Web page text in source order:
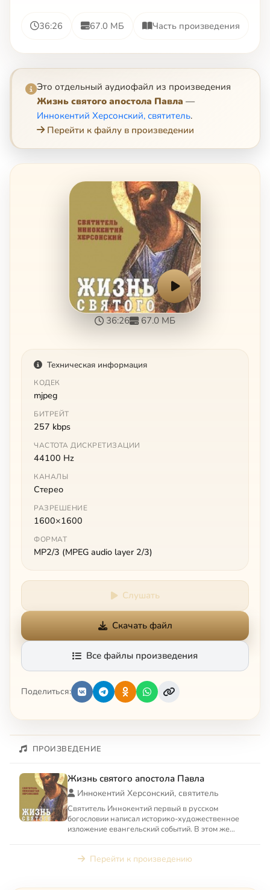
36:26 67.0 МБ Часть произведения
Это отдельный аудиофайл из произведения
Жизнь святого апостола Павла —
Иннокентий Херсонский, святитель.
Перейти к файлу в произведении
36:26 67.0 МБ
Техническая информация
КОДЕК
mjpeg
БИТРЕЙТ
257 kbps
ЧАСТОТА ДИСКРЕТИЗАЦИИ
44100 Hz
КАНАЛЫ
Стерео
РАЗРЕШЕНИЕ
1600×1600
ФОРМАТ
MP2/3 (MPEG audio layer 2/3)
Слушать
Скачать файл
Все файлы произведения
Поделиться:
ПРОИЗВЕДЕНИЕ
Жизнь святого апостола Павла
Иннокентий Херсонский, святитель
Святитель Иннокентий первый в русском
богословии написал историко-художественное
изложение евангельский событий. В этом же
Перейти к произведению